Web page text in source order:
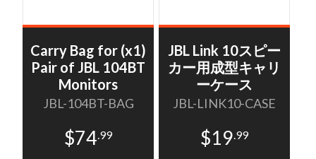
Carry Bag for (x1)
Pair of JBL 104BT
Monitors
JBL-104BT-BAG
$74.99
JBL Link 10スピー
カー用成型キャリ
ーケース
JBL-LINK10-CASE
$19.99